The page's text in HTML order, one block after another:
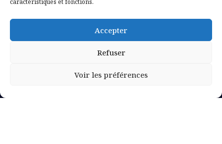
caractéristiques et fonctions.
Accepter
Refuser
Voir les préférences